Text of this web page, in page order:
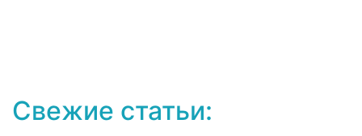
Свежие статьи: